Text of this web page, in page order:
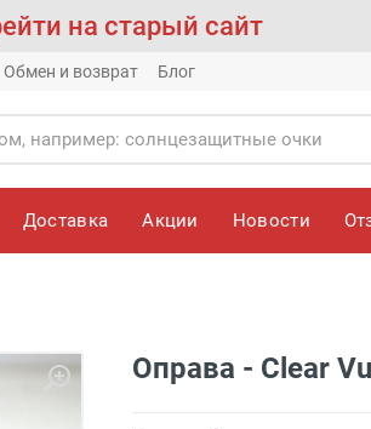
на старый сайт
Обмен и возврат Блог
Доставка Акции Новости
Оправа - Clear